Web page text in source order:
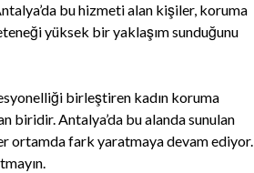
bu hizmeti alan kişiler, koruma
yüksek bir yaklaşım sunduğunu
birleştiren kadın koruma
biridir. Antalya’da bu alanda sunulan
ortamda fark yaratmaya devam ediyor.